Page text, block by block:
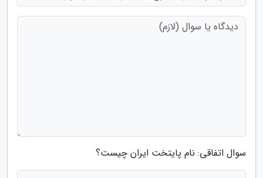
سوال اتفاقی: نام پایتخت ایران چیست؟